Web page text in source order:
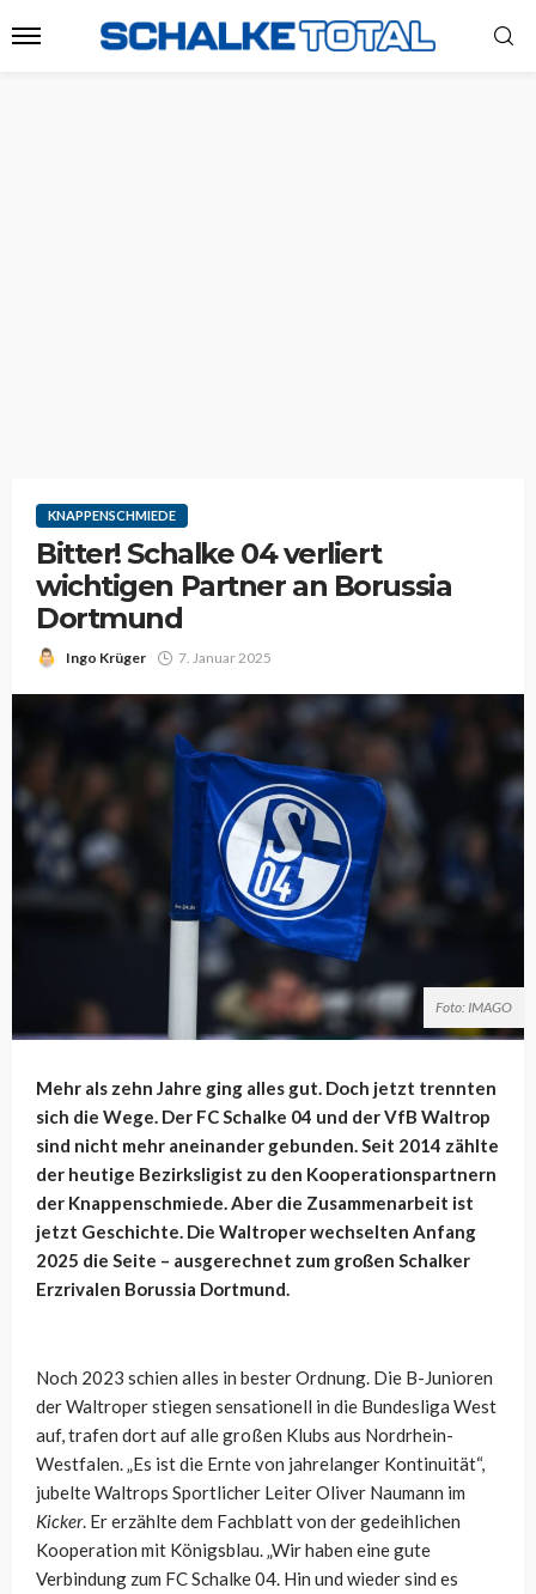
KNAPPENSCHMIEDE
Bitter! Schalke 04 verliert
wichtigen Partner an Borussia
Dortmund
Ingo Krüger 7. Januar 2025
Foto: IMAGO
Mehr als zehn Jahre ging alles gut. Doch jetzt trennten
sich die Wege. Der FC Schalke 04 und der VfB Waltrop
sind nicht mehr aneinander gebunden. Seit 2014 zählte
der heutige Bezirksligist zu den Kooperationspartnern
der Knappenschmiede. Aber die Zusammenarbeit ist
jetzt Geschichte. Die Waltroper wechselten Anfang
2025 die Seite – ausgerechnet zum großen Schalker
Erzrivalen Borussia Dortmund.
Noch 2023 schien alles in bester Ordnung. Die B-Junioren
der Waltroper stiegen sensationell in die Bundesliga West
auf, trafen dort auf alle großen Klubs aus Nordrhein-
Westfalen. „Es ist die Ernte von jahrelanger Kontinuität“,
jubelte Waltrops Sportlicher Leiter Oliver Naumann im
Kicker. Er erzählte dem Fachblatt von der gedeihlichen
Kooperation mit Königsblau. „Wir haben eine gute
Verbindung zum FC Schalke 04. Hin und wieder sind es